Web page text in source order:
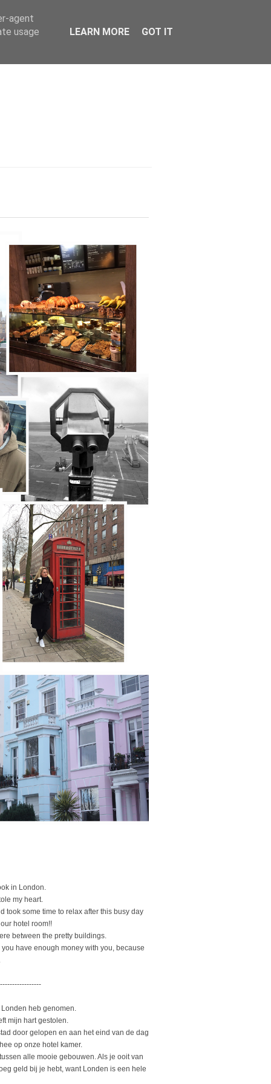
in London.
my heart.
took some time to relax after this busy day
hotel room!!
between the pretty buildings.
have enough money with you, because
heb genomen.
mijn hart gestolen.
door gelopen en aan het eind van de dag
op onze hotel kamer.
alle mooie gebouwen. Als je ooit van
geld bij je hebt, want Londen is een hele
agent
usage
LEARN MORE GOT IT